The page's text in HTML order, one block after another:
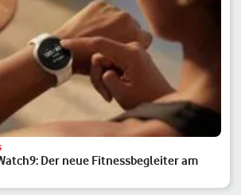
Der neue Fitnessbegleiter am